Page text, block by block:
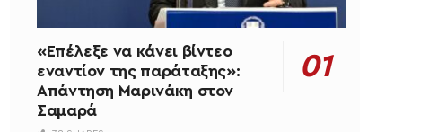
«Επέλεξε να κάνει βίντεο
εναντίον της παράταξης»:
Απάντηση Μαρινάκη στον
Σαμαρά